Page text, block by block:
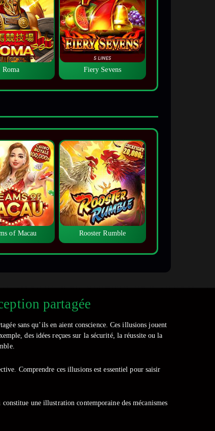
Roma Fiery Sevens
of Macau Rooster Rumble
partagée
sans qu’ils en aient conscience. Ces illusions jouent
des idées reçues sur la sécurité, la réussite ou la
Comprendre ces illusions est essentiel pour saisir
constitue une illustration contemporaine des mécanismes